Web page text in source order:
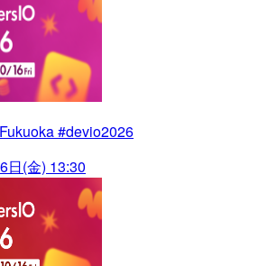
#devio2026
日(金) 13:30